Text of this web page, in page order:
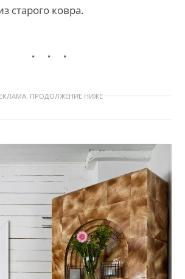
старого ковра.
ПРОДОЛЖЕНИЕ НИЖЕ